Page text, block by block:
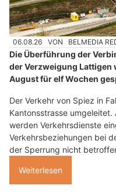
06.08.26 VON BELMEDIA
Die Überführung der
der Verzweigung Lattigen
August für elf Wochen
Der Verkehr von Spiez in
Kantonsstrasse umgeleitet.
werden Verkehrsdienste
Verkehrsbeziehungen bei
der Sperrung nicht
Weiterlesen